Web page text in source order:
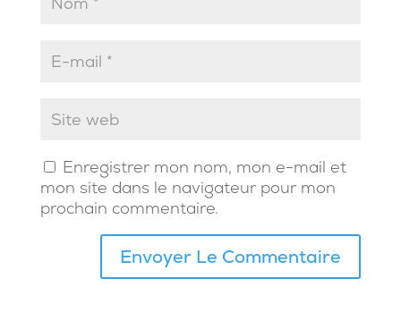
Enregistrer mon nom, mon e-mail et
mon site dans le navigateur pour mon
prochain commentaire.